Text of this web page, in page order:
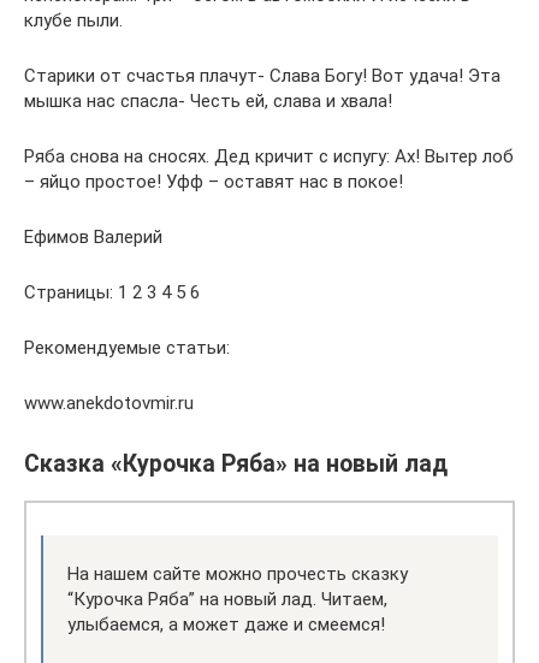
клубе пыли.
Старики от счастья плачут- Слава Богу! Вот удача! Эта
мышка нас спасла- Честь ей, слава и хвала!
Ряба снова на сносях. Дед кричит с испугу: Ах! Вытер лоб
– яйцо простое! Уфф – оставят нас в покое!
Ефимов Валерий
Страницы: 1 2 3 4 5 6
Рекомендуемые статьи:
www.anekdotovmir.ru
Сказка «Курочка Ряба» на новый лад
На нашем сайте можно прочесть сказку
“Курочка Ряба” на новый лад. Читаем,
улыбаемся, а может даже и смеемся!